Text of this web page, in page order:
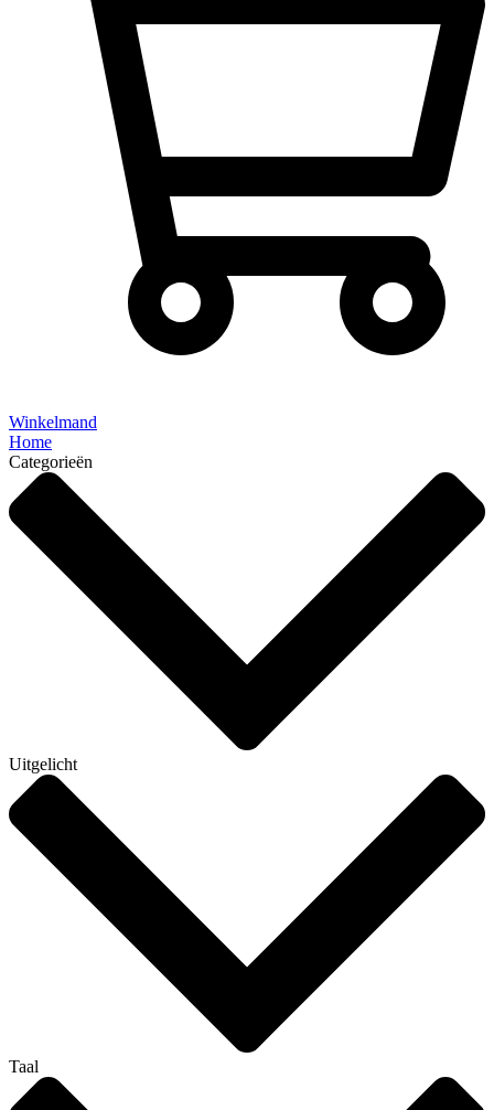
Winkelmand
Home
Categorieën
Uitgelicht
Taal